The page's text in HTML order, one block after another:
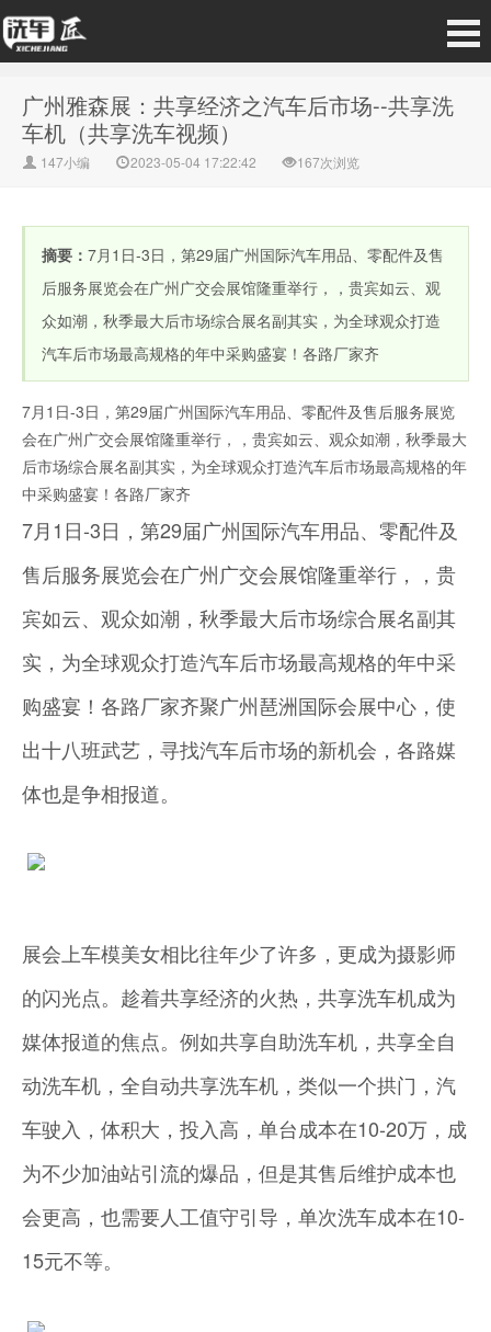
广州雅森展：共享经济之汽车后市场--共享洗
车机（共享洗车视频）
147小编 2023-05-04 17:22:42 167次浏览
摘要： 7月1日-3日，第29届广州国际汽车用品、零配件及售
后服务展览会在广州广交会展馆隆重举行，，贵宾如云、观
众如潮，秋季最大后市场综合展名副其实，为全球观众打造
汽车后市场最高规格的年中采购盛宴！各路厂家齐
7月1日-3日，第29届广州国际汽车用品、零配件及售后服务展览
会在广州广交会展馆隆重举行，，贵宾如云、观众如潮，秋季最大
后市场综合展名副其实，为全球观众打造汽车后市场最高规格的年
中采购盛宴！各路厂家齐
7月1日-3日，第29届广州国际汽车用品、零配件及
售后服务展览会在广州广交会展馆隆重举行，，贵
宾如云、观众如潮，秋季最大后市场综合展名副其
实，为全球观众打造汽车后市场最高规格的年中采
购盛宴！各路厂家齐聚广州琶洲国际会展中心，使
出十八班武艺，寻找汽车后市场的新机会，各路媒
体也是争相报道。
展会上车模美女相比往年少了许多，更成为摄影师
的闪光点。趁着共享经济的火热，共享洗车机成为
媒体报道的焦点。例如共享自助洗车机，共享全自
动洗车机，全自动共享洗车机，类似一个拱门，汽
车驶入，体积大，投入高，单台成本在10-20万，成
为不少加油站引流的爆品，但是其售后维护成本也
会更高，也需要人工值守引导，单次洗车成本在10-
15元不等。